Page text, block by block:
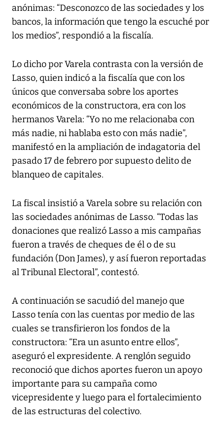
anónimas: “Desconozco de las sociedades y los
bancos, la información que tengo la escuché por
los medios”, respondió a la fiscalía.
Lo dicho por Varela contrasta con la versión de
Lasso, quien indicó a la fiscalía que con los
únicos que conversaba sobre los aportes
económicos de la constructora, era con los
hermanos Varela: “Yo no me relacionaba con
más nadie, ni hablaba esto con más nadie”,
manifestó en la ampliación de indagatoria del
pasado 17 de febrero por supuesto delito de
blanqueo de capitales.
La fiscal insistió a Varela sobre su relación con
las sociedades anónimas de Lasso. “Todas las
donaciones que realizó Lasso a mis campañas
fueron a través de cheques de él o de su
fundación (Don James), y así fueron reportadas
al Tribunal Electoral”, contestó.
A continuación se sacudió del manejo que
Lasso tenía con las cuentas por medio de las
cuales se transfirieron los fondos de la
constructora: “Era un asunto entre ellos”,
aseguró el expresidente. A renglón seguido
reconoció que dichos aportes fueron un apoyo
importante para su campaña como
vicepresidente y luego para el fortalecimiento
de las estructuras del colectivo.